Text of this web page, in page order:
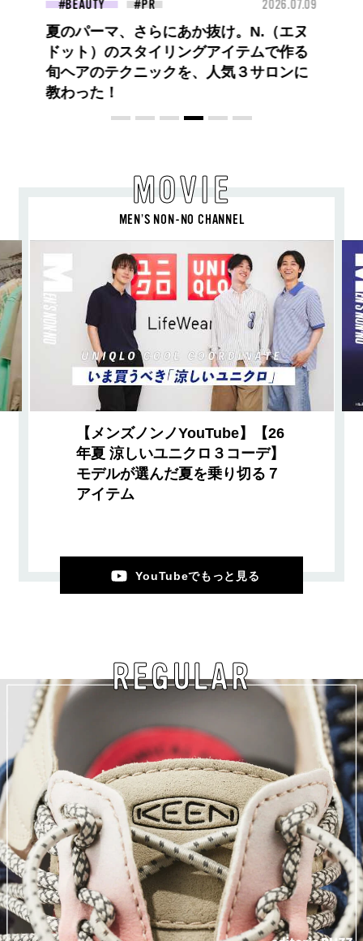
FASHION 2026.07.09
高橋璃央と、ジュエッテの出会い。夏の
定番、ピンクゴールドが印象的
な“SUMMER PINK”［meets Jouete!
Vol.12］
MOVIE
MEN’S NON-NO CHANNEL
【メンズノンノYouTube】【26
年夏 涼しいユニクロ３コーデ】
モデルが選んだ夏を乗り切る７
アイテム
YouTubeでもっと見る
REGULAR